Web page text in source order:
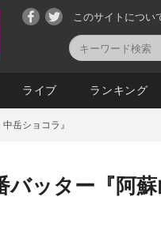
このサイトについ
ライブ ランキング
岳ショコラ』
バッター『阿